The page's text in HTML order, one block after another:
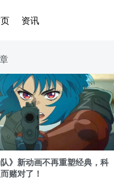
资讯
队》新动画不再重塑经典，科
赌对了！